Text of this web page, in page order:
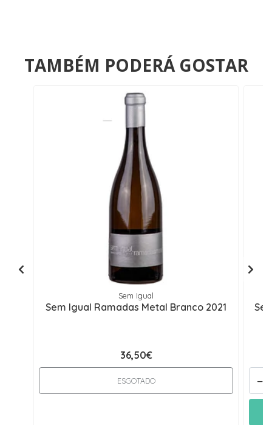
TAMBÉM PODERÁ GOSTAR
Sem Igual
Sem Igual Ramadas Metal Branco 2021
36,50€
ESGOTADO -